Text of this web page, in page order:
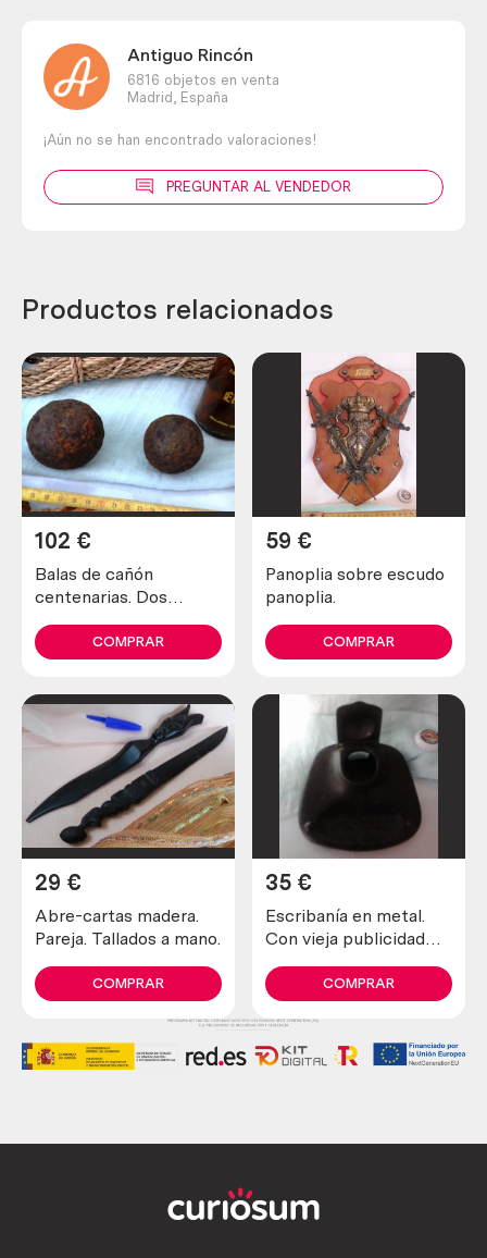
Antiguo Rincón
6816 objetos en venta
Madrid,
España
¡Aún no se han encontrado valoraciones!
PREGUNTAR AL VENDEDOR
Productos relacionados
Balas de cañón
centenarias. Dos
cannonball
102 €
COMPRAR
Panoplia sobre escudo
panoplia.
59 €
COMPRAR
Abre-cartas madera.
Pareja. Tallados a mano.
29 €
COMPRAR
Escribanía en metal.
Con vieja publicidad
35 €
COMPRAR